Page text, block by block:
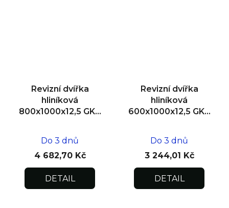
Revizní dvířka
hliníková
800x1000x12,5 GKB
Do 3 dnů
4 682,70 Kč
DETAIL
Revizní dvířka
hliníková
600x1000x12,5 GKB
Do 3 dnů
3 244,01 Kč
DETAIL